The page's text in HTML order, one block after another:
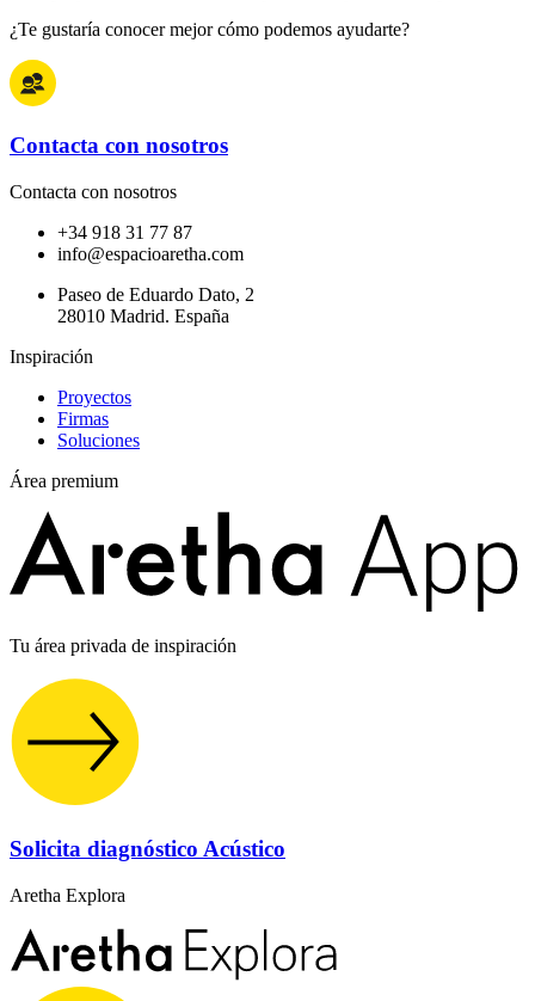
¿Te gustaría conocer mejor cómo podemos ayudarte?
Contacta con nosotros
Contacta con nosotros
+34 918 31 77 87
info@espacioaretha.com
Paseo de Eduardo Dato, 2
28010 Madrid. España
Inspiración
Proyectos
Firmas
Soluciones
Área premium
Tu área privada de inspiración
Solicita diagnóstico Acústico
Aretha Explora